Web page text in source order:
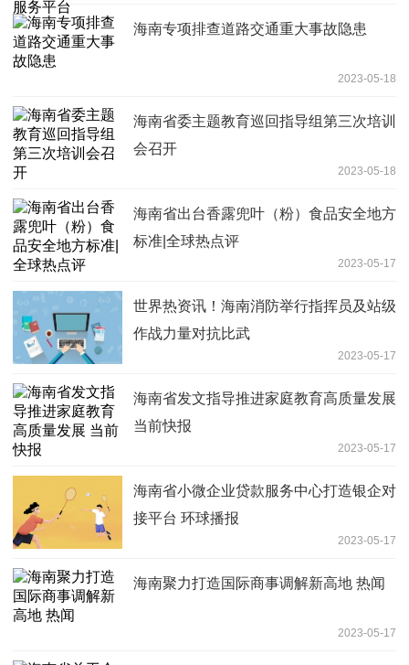
海南专项排查道路交通重大事故隐患
2023-05-18
海南省委主题教育巡回指导组第三次培训
会召开
2023-05-18
海南省出台香露兜叶（粉）食品安全地方
标准|全球热点评
2023-05-17
世界热资讯！海南消防举行指挥员及站级
作战力量对抗比武
2023-05-17
海南省发文指导推进家庭教育高质量发展
当前快报
2023-05-17
海南省小微企业贷款服务中心打造银企对
接平台 环球播报
2023-05-17
海南聚力打造国际商事调解新高地 热闻
2023-05-17